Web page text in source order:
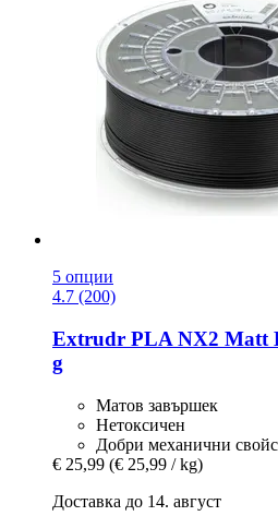
5 опции
4.7 (200)
Extrudr PLA NX2 Matt
g
Матов завършек
Нетоксичен
Добри механични
€ 25,99 (€ 25,99 / kg)
Доставка до 14. август